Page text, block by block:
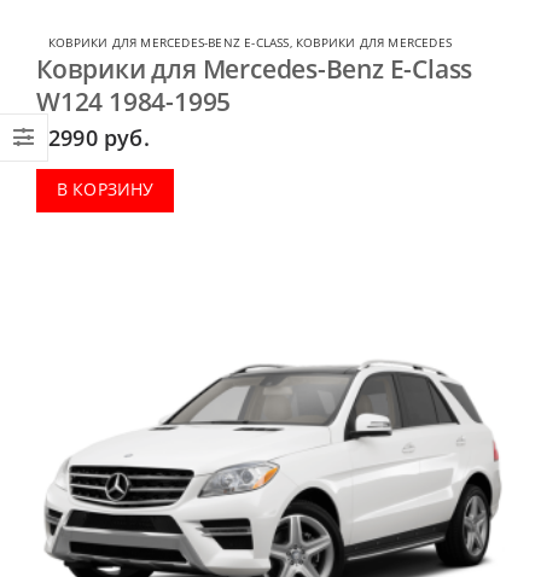
КОВРИКИ ДЛЯ MERCEDES-BENZ E-CLASS КОВРИКИ ДЛЯ MERCEDES
Коврики для Mercedes-Benz E-Class
W124 1984-1995
2990 руб.
В КОРЗИНУ